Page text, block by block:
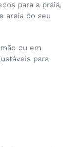
para a praia,
areia do seu
ou em
para